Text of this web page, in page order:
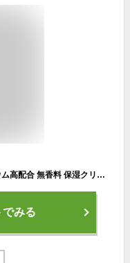
マグネシウムクリーム 40g 2個 マグネシウム高配合 無香料 保湿クリーム ミネラル豊富 肩こり 足攣り 足つり こむら返り スポーツ バーム 塗る クリックポスト発送
でみる